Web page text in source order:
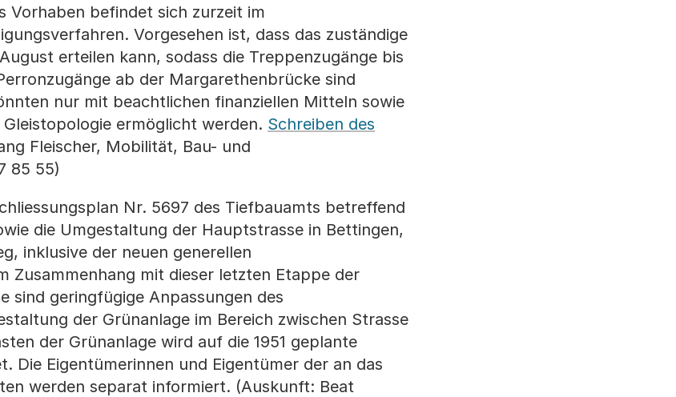
Vorhaben befindet sich zurzeit im
Vorgesehen ist, dass das zuständige
erteilen kann, sodass die Treppenzugänge bis
ab der Margarethenbrücke sind
nur mit beachtlichen finanziellen Mitteln sowie
ermöglicht werden. Schreiben des
Fleischer, Mobilität, Bau- und
85 55)
Nr. 5697 des Tiefbauamts betreffend
die Umgestaltung der Hauptstrasse in Bettingen,
inklusive der neuen generellen
Zusammenhang mit dieser letzten Etappe der
sind geringfügige Anpassungen des
der Grünanlage im Bereich zwischen Strasse
der Grünanlage wird auf die 1951 geplante
Die Eigentümerinnen und Eigentümer der an das
werden separat informiert. (Auskunft: Beat